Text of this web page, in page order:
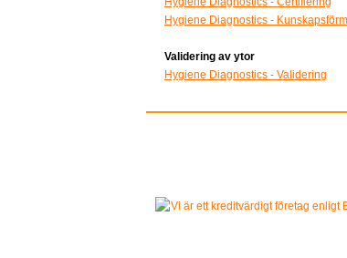
Hygiene Diagnostics -
Validering av ytor
Hygiene Diagnostics - Validering